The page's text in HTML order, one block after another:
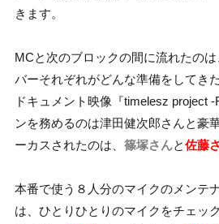
きます。
MCと次のブロックの間に流れたの
バーそれぞれがどんな準備をしてき
ドキュメント映像『timelesz project
ンを務めるのは津田健次郎さんと豪
ーカスされたのは、 篠塚さんと佐藤
本番で使う８人分のマイクのメンテ
は、ひとりひとりのマイクをチェッ